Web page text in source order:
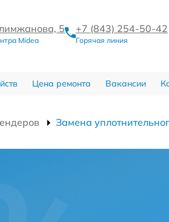
5
Midea
+7 (843) 254-50-42
Горячая линия
Цена ремонта Вакансии
Замена